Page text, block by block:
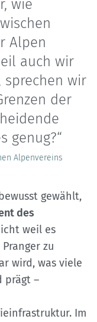
wie
Alpen
auch wir
wir
der
genug?“
Alpenvereins
gewählt,
des
weil es
zu
wird, was viele
prägt –
Im